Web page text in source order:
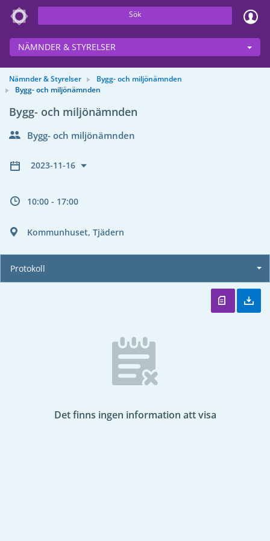
Sök
NÄMNDER & STYRELSER
Nämnder & Styrelser
Bygg- och miljönämnden
Bygg- och miljönämnden
Bygg- och miljönämnden
Bygg- och miljönämnden
2023-11-16
10:00 - 17:00
Kommunhuset, Tjädern
Protokoll
Det finns ingen information att visa